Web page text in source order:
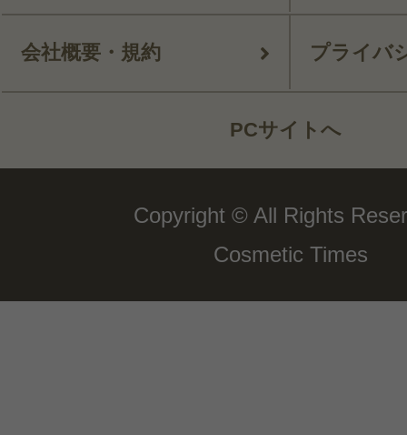
会社概要・規約 プライバ
PCサイトへ
Copyright © All Rights
Cosmetic Times